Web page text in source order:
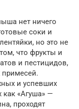
нет ничего
соки и
но это не
что фрукты и
и пестицидов,
и успевших
как «Агуша» —
проходят